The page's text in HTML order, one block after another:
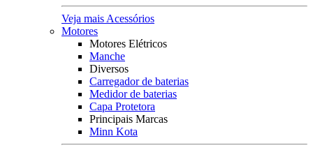
Veja mais Acessórios
Motores
Motores Elétricos
Manche
Diversos
Carregador de baterias
Medidor de baterias
Capa Protetora
Principais Marcas
Minn Kota